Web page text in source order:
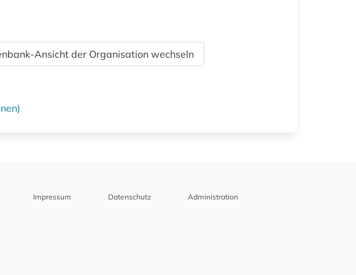
Ansicht der Organisation wechseln
Impressum Datenschutz Administration